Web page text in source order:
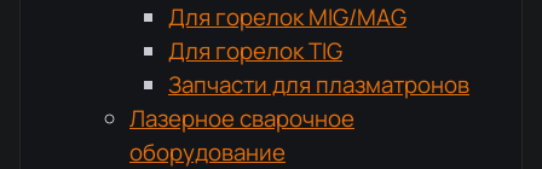
Для горелок MIG/MAG
Для горелок TIG
Запчасти для плазматронов
Лазерное сварочное
оборудование